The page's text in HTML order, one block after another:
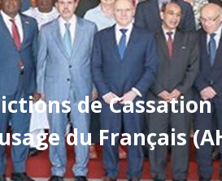
de Cassation
du Français